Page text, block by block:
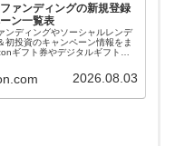
ァンディングの新規登録
ン一覧表
ンディングやソーシャルレンデ
初投資のキャンペーン情報をま
ギフト券やデジタルギフトを
きるファンド情報自動更新ツー
。
2026.08.03